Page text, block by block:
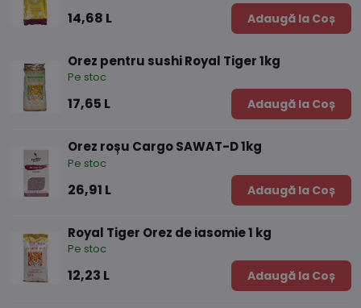
14,68 L Adaugă la Coș
Orez pentru sushi Royal Tiger 1kg
Pe stoc
17,65 L Adaugă la Coș
Orez roșu Cargo SAWAT-D 1kg
Pe stoc
26,91 L Adaugă la Coș
Royal Tiger Orez de iasomie 1 kg
Pe stoc
12,23 L Adaugă la Coș